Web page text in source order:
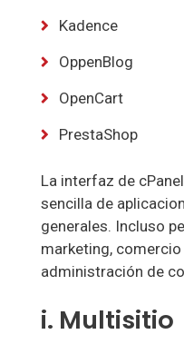
Kadence
OppenBlog
OpenCart
PrestaShop
La interfaz de
sencilla de
generales. Incluso
marketing,
administración de
i. Multisitio